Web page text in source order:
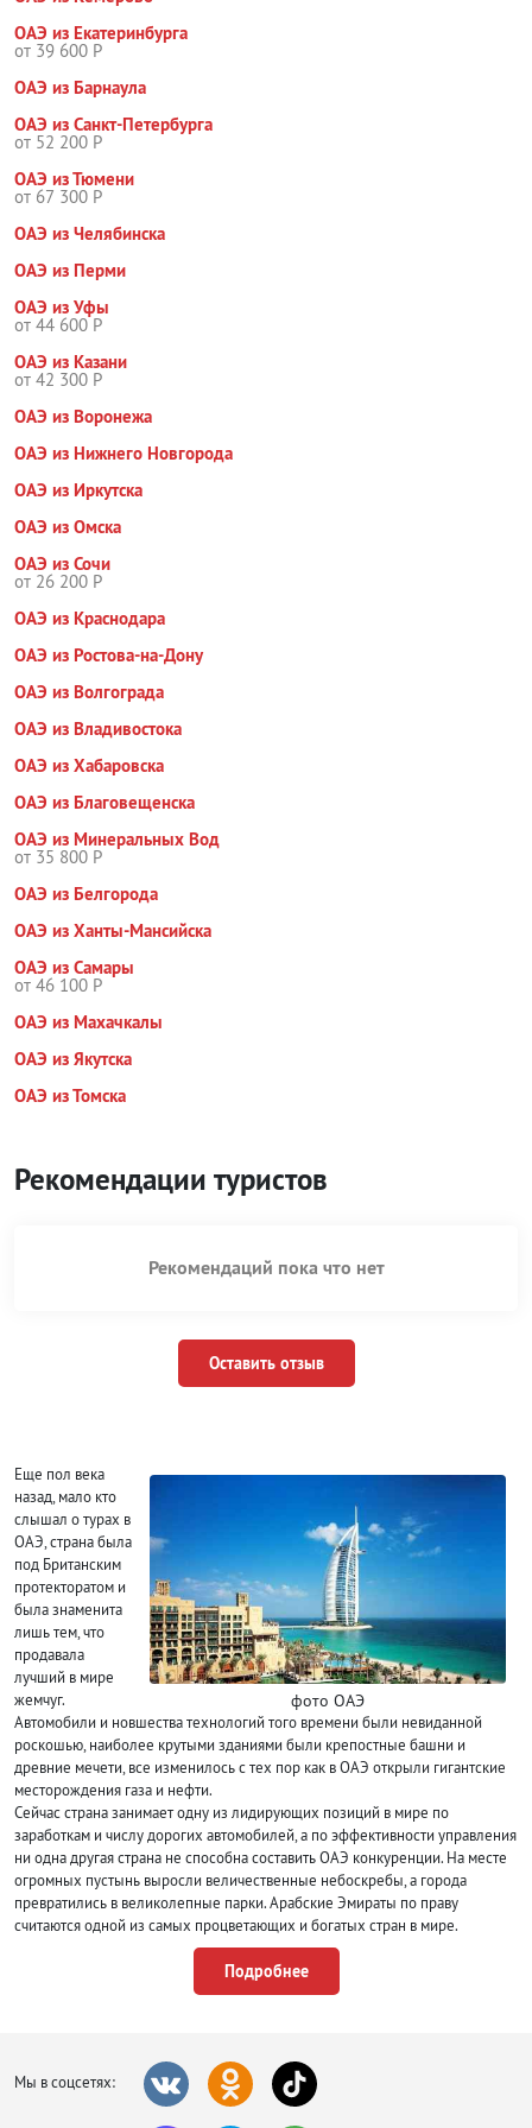
ОАЭ из Екатеринбурга
от 39 600 Р
ОАЭ из Барнаула
ОАЭ из Санкт-Петербурга
от 52 200 Р
ОАЭ из Тюмени
от 67 300 Р
ОАЭ из Челябинска
ОАЭ из Перми
ОАЭ из Уфы
от 44 600 Р
ОАЭ из Казани
от 42 300 Р
ОАЭ из Воронежа
ОАЭ из Нижнего Новгорода
ОАЭ из Иркутска
ОАЭ из Омска
ОАЭ из Сочи
от 26 200 Р
ОАЭ из Краснодара
ОАЭ из Ростова-на-Дону
ОАЭ из Волгограда
ОАЭ из Владивостока
ОАЭ из Хабаровска
ОАЭ из Благовещенска
ОАЭ из Минеральных Вод
от 35 800 Р
ОАЭ из Белгорода
ОАЭ из Ханты-Мансийска
ОАЭ из Самары
от 46 100 Р
ОАЭ из Махачкалы
ОАЭ из Якутска
ОАЭ из Томска
Рекомендации туристов
Рекомендаций пока что нет
Оставить отзыв
фото ОАЭ
Еще пол века
назад, мало кто
слышал о турах в
ОАЭ, страна была
под Британским
протекторатом и
была знаменита
лишь тем, что
продавала
лучший в мире
жемчуг.
Автомобили и новшества технологий того времени были невиданной
роскошью, наиболее крутыми зданиями были крепостные башни и
древние мечети, все изменилось с тех пор как в ОАЭ открыли гигантские
месторождения газа и нефти.
Сейчас страна занимает одну из лидирующих позиций в мире по
заработкам и числу дорогих автомобилей, а по эффективности управления
ни одна другая страна не способна составить ОАЭ конкуренции. На месте
огромных пустынь выросли величественные небоскребы, а города
превратились в великолепные парки. Арабские Эмираты по праву
считаются одной из самых процветающих и богатых стран в мире.
ОАЭ — это загадочная и притягательная страна, которая так и манит все
новых и новых туристов со всех уголков света окунуться в центр
ОАЭ образуют семь эмиратов:
Подробнее
Мы в соцсетях: